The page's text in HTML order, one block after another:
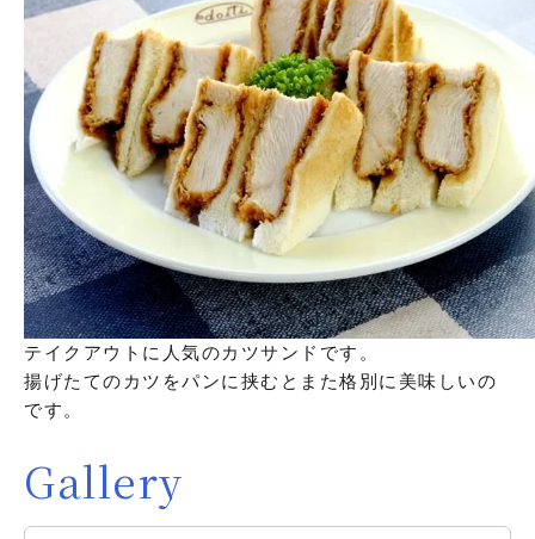
テイクアウトに人気のカツサンドです。
揚げたてのカツをパンに挟むとまた格別に美味しいの
です。
Gallery